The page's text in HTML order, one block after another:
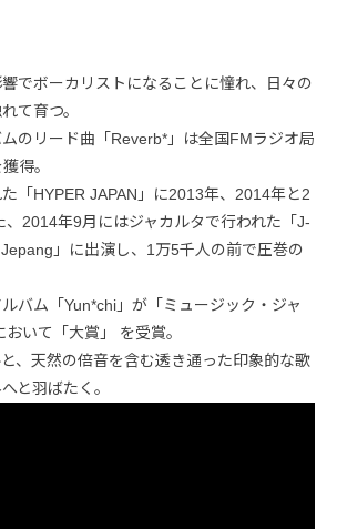
でボーカリストになることに憧れ、日々の
て育つ。
のリード曲「Reverb*」は全国FMラジオ局
得。
「HYPER JAPAN」に2013年、2014年と2
2014年9月にはジャカルタで行われた「J-
」に出演し、1万5千人の前で圧巻の
バム「Yun*chi」が「ミュージック・ジャ
いて「大賞」 を受賞。
、天然の倍音を含む透き通った印象的な歌
と羽ばたく。